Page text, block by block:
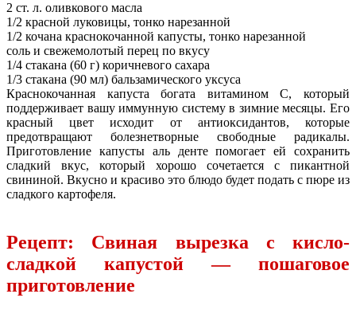
2 ст. л. оливкового масла
1/2 красной луковицы, тонко нарезанной
1/2 кочана краснокочанной капусты, тонко нарезанной
соль и свежемолотый перец по вкусу
1/4 стакана (60 г) коричневого сахара
1/3 стакана (90 мл) бальзамического уксуса
Краснокочанная капуста богата витамином С, который
поддерживает вашу иммунную систему в зимние месяцы. Его
красный цвет исходит от антиоксидантов, которые
предотвращают болезнетворные свободные радикалы.
Приготовление капусты аль денте помогает ей сохранить
сладкий вкус, который хорошо сочетается с пикантной
свининой. Вкусно и красиво это блюдо будет подать с пюре из
сладкого картофеля.
Рецепт: Свиная вырезка с кисло-
сладкой капустой — пошаговое
приготовление